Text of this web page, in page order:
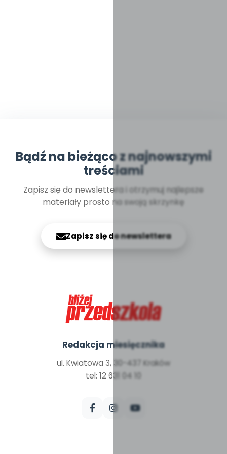
Bądź na bieżąco z najnowszymi
treściami
Zapisz się do newslettera i otrzymuj najlepsze
materiały prosto na swoją skrzynkę
Zapisz się do newslettera
Redakcja miesięcznika
ul. Kwiatowa 3, 30-437 Kraków
tel: 12 631 04 10